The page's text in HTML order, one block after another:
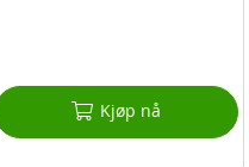
Kjøp nå